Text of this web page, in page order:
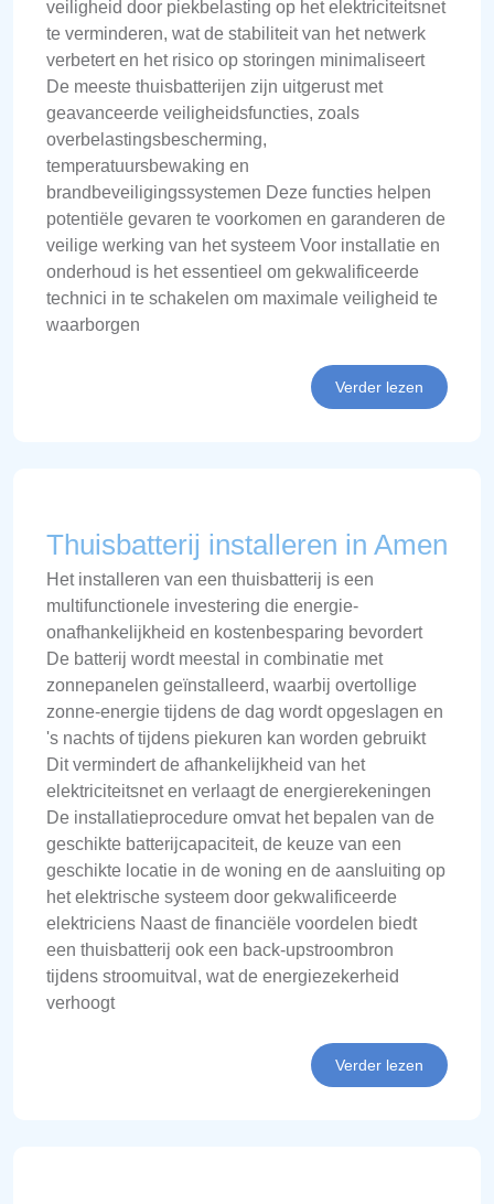
veiligheid door piekbelasting op het elektriciteitsnet
te verminderen, wat de stabiliteit van het netwerk
verbetert en het risico op storingen minimaliseert
De meeste thuisbatterijen zijn uitgerust met
geavanceerde veiligheidsfuncties, zoals
overbelastingsbescherming,
temperatuursbewaking en
brandbeveiligingssystemen Deze functies helpen
potentiële gevaren te voorkomen en garanderen de
veilige werking van het systeem Voor installatie en
onderhoud is het essentieel om gekwalificeerde
technici in te schakelen om maximale veiligheid te
waarborgen
Verder lezen
Thuisbatterij installeren in Amen
Het installeren van een thuisbatterij is een
multifunctionele investering die energie-
onafhankelijkheid en kostenbesparing bevordert
De batterij wordt meestal in combinatie met
zonnepanelen geïnstalleerd, waarbij overtollige
zonne-energie tijdens de dag wordt opgeslagen en
's nachts of tijdens piekuren kan worden gebruikt
Dit vermindert de afhankelijkheid van het
elektriciteitsnet en verlaagt de energierekeningen
De installatieprocedure omvat het bepalen van de
geschikte batterijcapaciteit, de keuze van een
geschikte locatie in de woning en de aansluiting op
het elektrische systeem door gekwalificeerde
elektriciens Naast de financiële voordelen biedt
een thuisbatterij ook een back-upstroombron
tijdens stroomuitval, wat de energiezekerheid
verhoogt
Verder lezen